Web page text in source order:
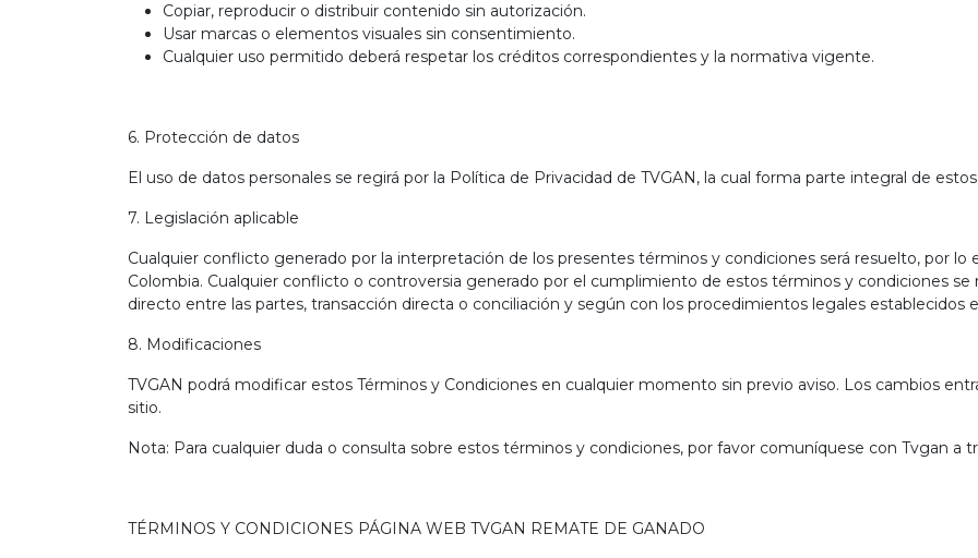
Copiar, reproducir o distribuir contenido sin autorización.
Usar marcas o elementos visuales sin consentimiento.
Cualquier uso permitido deberá respetar los créditos correspondientes y la normativa vigente.
6. Protección de datos
El uso de datos personales se regirá por la Política de Privacidad de TVGAN, la cual forma parte integral de
7. Legislación aplicable
Cualquier conflicto generado por la interpretación de los presentes términos y condiciones será resuelto, por lo
Colombia. Cualquier conflicto o controversia generado por el cumplimiento de estos términos y condiciones
directo entre las partes, transacción directa o conciliación y según con los procedimientos legales establecidos
8. Modificaciones
TVGAN podrá modificar estos Términos y Condiciones en cualquier momento sin previo aviso. Los cambios
sitio.
Nota: Para cualquier duda o consulta sobre estos términos y condiciones, por favor comuníquese con Tvgan a
TÉRMINOS Y CONDICIONES PÁGINA WEB TVGAN REMATE DE GANADO